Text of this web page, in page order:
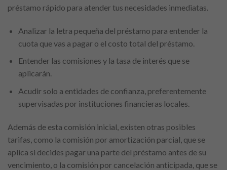
préstamo rápido para atender tus necesidades inmediatas.
Analizar la letra pequeña del préstamo para entender la
cuota que vas a pagar o el costo total del préstamo.
Entender las comisiones y la tasa de interés que se
aplicarán.
Acudir solo a entidades de confianza, preferentemente
supervisadas por instituciones financieras locales.
Además de esta comisión inicial, existen otras posibles
tarifas, como la comisión por amortización parcial, que se
aplica si decides pagar una parte del préstamo antes de su
vencimiento, o la comisión por cancelación anticipada, que se